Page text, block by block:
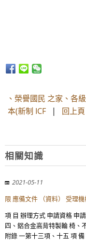
、榮譽國民 之家、各
本(新制 ICF | 回上頁
相關知識
2021-05-11
限 應備文件 （資料） 受理
項 目 辦理方式 申請資格 申
四、鋁合金高背特製輪 椅、
附錄 一第十三項、十五 項